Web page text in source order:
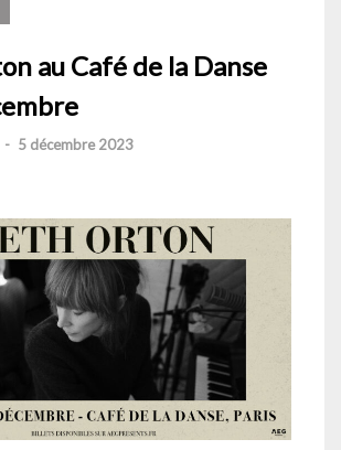
au Café de la Danse
- 5 décembre 2023